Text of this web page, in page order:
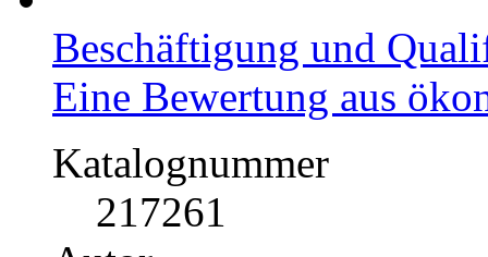
Beschäftigung und
Eine Bewertung aus
Katalognummer
217261